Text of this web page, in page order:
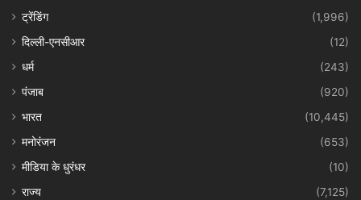
ट्रेंडिंग
(1,996)
दिल्ली-एनसीआर
(12)
धर्म
(243)
पंजाब
(920)
भारत
(10,445)
मनोरंजन
(653)
मीडिया के धुरंधर
(10)
राज्य
(7,125)